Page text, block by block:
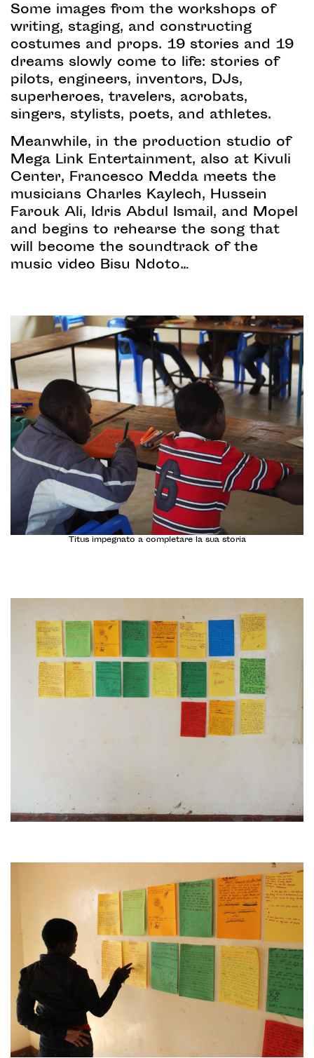
Some images from the workshops of
writing, staging, and constructing
costumes and props. 19 stories and 19
dreams slowly come to life: stories of
pilots, engineers, inventors, DJs,
superheroes, travelers, acrobats,
singers, stylists, poets, and athletes.
Meanwhile, in the production studio of
Mega Link Entertainment, also at Kivuli
Center, Francesco Medda meets the
musicians Charles Kaylech, Hussein
Farouk Ali, Idris Abdul Ismail, and Mopel
and begins to rehearse the song that
will become the soundtrack of the
music video Bisu Ndoto…
Titus impegnato a completare la sua storia